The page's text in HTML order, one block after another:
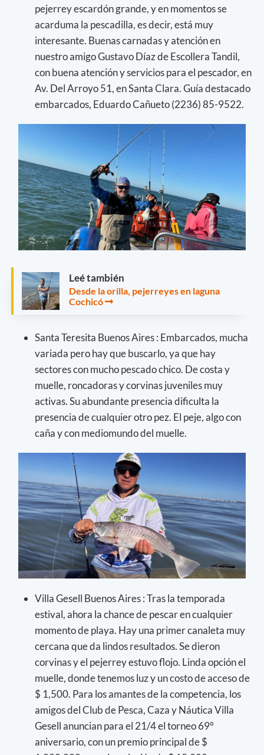
pejerrey escardón grande, y en momentos se
acarduma la pescadilla, es decir, está muy
interesante. Buenas carnadas y atención en
nuestro amigo Gustavo Díaz de Escollera Tandil,
con buena atención y servicios para el pescador, en
Av. Del Arroyo 51, en Santa Clara. Guía destacado
embarcados, Eduardo Cañueto (2236) 85-9522.
Leé también
Desde la orilla, pejerreyes en laguna
Cochicó
Santa Teresita Buenos Aires : Embarcados, mucha
variada pero hay que buscarlo, ya que hay
sectores con mucho pescado chico. De costa y
muelle, roncadoras y corvinas juveniles muy
activas. Su abundante presencia dificulta la
presencia de cualquier otro pez. El peje, algo con
caña y con mediomundo del muelle.
Villa Gesell Buenos Aires : Tras la temporada
estival, ahora la chance de pescar en cualquier
momento de playa. Hay una primer canaleta muy
cercana que da lindos resultados. Se dieron
corvinas y el pejerrey estuvo flojo. Linda opción el
muelle, donde tenemos luz y un costo de acceso de
$ 1,500. Para los amantes de la competencia, los
amigos del Club de Pesca, Caza y Náutica Villa
Gesell anuncian para el 21/4 el torneo 69°
aniversario, con un premio principal de $